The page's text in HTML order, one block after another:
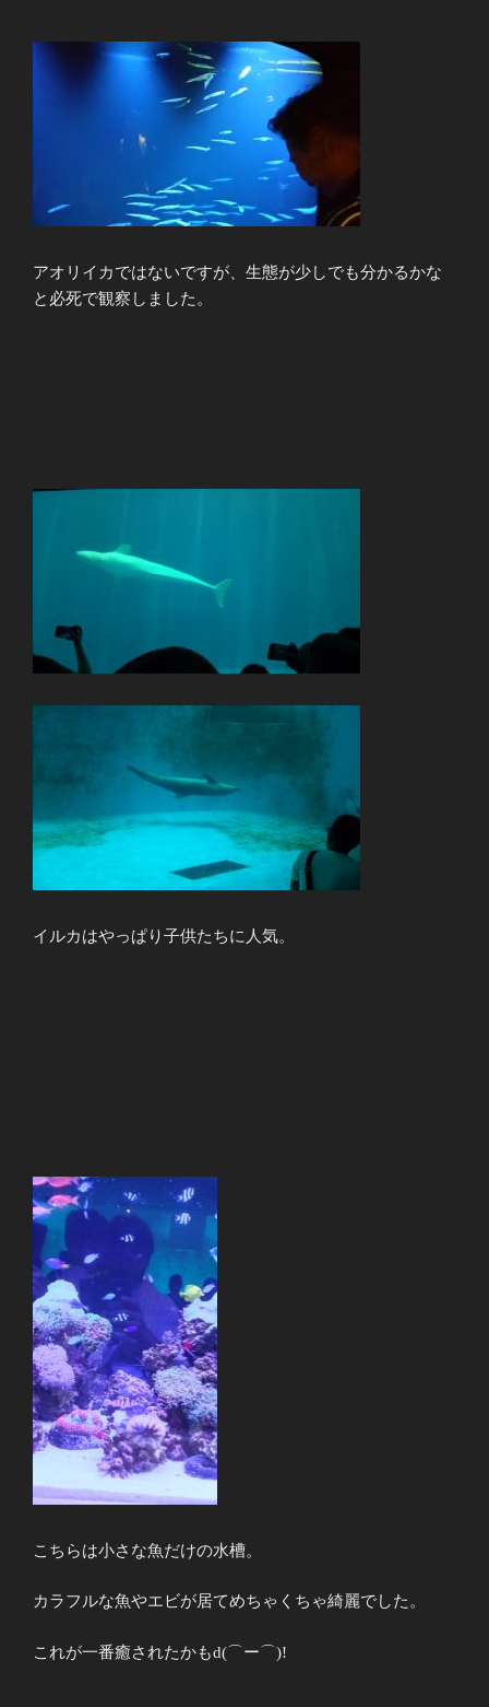
アオリイカではないですが、生態が少しでも分かるかな
と必死で観察しました。
イルカはやっぱり子供たちに人気。
こちらは小さな魚だけの水槽。
カラフルな魚やエビが居てめちゃくちゃ綺麗でした。
これが一番癒されたかもd(⌒ー⌒)!